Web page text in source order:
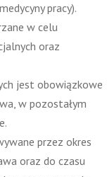
pracy).
w celu
oraz
jest obowiązkowe
w pozostałym
przez okres
oraz do czasu